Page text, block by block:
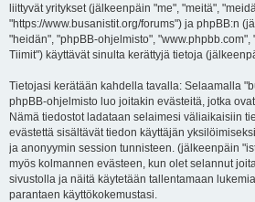
liittyvät yritykset (jälkeenpäin "me", "meitä",
"https://www.busanistit.org/forums") ja phpBB:n
"heidän", "phpBB-ohjelmisto", "www.phpbb.com",
Tiimit") käyttävät sinulta kerättyjä tietoja
Tietojasi kerätään kahdella tavalla: Selaamalla
phpBB-ohjelmisto luo joitakin evästeitä, jotka
Nämä tiedostot ladataan selaimesi väliaikaisiin
evästettä sisältävät tiedon käyttäjän
ja anonyymin session tunnisteen. (jälkeenpäin
myös kolmannen evästeen, kun olet selannut
sivustolla ja näitä käytetään tallentamaan
parantaen käyttökokemustasi.